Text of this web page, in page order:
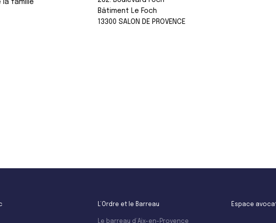
la famille
Bâtiment Le Foch
13300 SALON DE PROVENCE
L’Ordre et le Barreau
Le barreau d’Aix-en-Provence
Espace